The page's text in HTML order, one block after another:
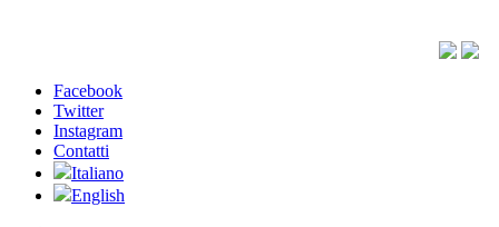
Facebook
Twitter
Instagram
Contatti
Italiano
English